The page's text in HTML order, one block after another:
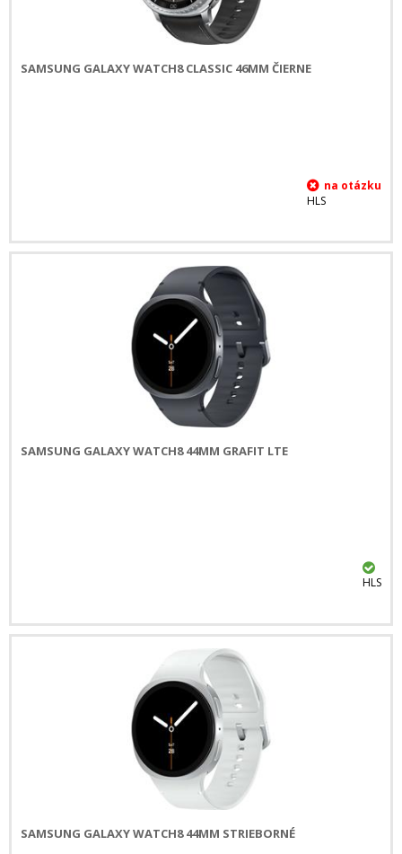
SAMSUNG GALAXY WATCH8 CLASSIC 46MM ČIERNE
HLS
SAMSUNG GALAXY WATCH8 44MM GRAFIT LTE
HLS
SAMSUNG GALAXY WATCH8 44MM STRIEBORNÉ